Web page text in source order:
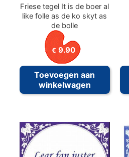
Friese tegel It is de boer al
like folle as de ko skyt as
de bolle
€ 9.90
Toevoegen aan
winkelwagen